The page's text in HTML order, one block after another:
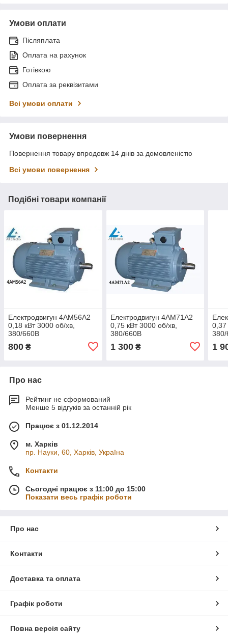
Умови оплати
Післяплата
Оплата на рахунок
Готівкою
Оплата за реквізитами
Всі умови оплати
Умови повернення
Повернення товару впродовж 14 днів за домовленістю
Всі умови повернення
Подібні товари компанії
Електродвигун 4АМ56А2
0,18 кВт 3000 об/хв,
380/660В
800 ₴
Електродвигун 4АМ71А2
0,75 кВт 3000 об/хв,
380/660В
1 300₴
0,37
1
Про нас
Рейтинг не сформований
Менше 5 відгуків за останній рік
Працює з 01.12.2014
м. Харків
пр. Науки, 60, Харків, Україна
Контакти
Сьогодні працює з 11:00 до 15:00
Показати весь графік роботи
Про нас
Контакти
Доставка та оплата
Графік роботи
Повна версія сайту